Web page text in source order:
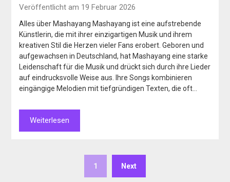
Veröffentlicht am 19 Februar 2026
Alles über Mashayang Mashayang ist eine aufstrebende
Künstlerin, die mit ihrer einzigartigen Musik und ihrem
kreativen Stil die Herzen vieler Fans erobert. Geboren und
aufgewachsen in Deutschland, hat Mashayang eine starke
Leidenschaft für die Musik und drückt sich durch ihre Lieder
auf eindrucksvolle Weise aus. Ihre Songs kombinieren
eingängige Melodien mit tiefgründigen Texten, die oft…
Weiterlesen
1 Next